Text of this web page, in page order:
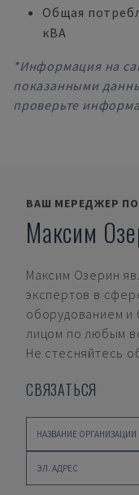
Общая
кВА
*Информация на
показанными
проверьте
ВАШ МЕРЕДЖЕР
Максим
Максим Озерин
экспертов в
оборудованием и
лицом по любым
Не стесняйтесь
СВЯЗАТЬСЯ